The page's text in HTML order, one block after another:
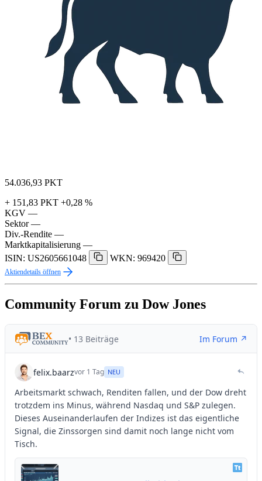
54.036,93 PKT
+ 151,83 PKT +0,28 %
KGV —
Sektor —
Div.-Rendite —
Marktkapitalisierung —
ISIN: US2605661048
WKN: 969420
Aktiendetails öffnen
Community Forum zu Dow Jones